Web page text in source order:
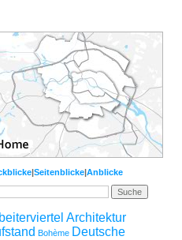
|Seitenblicke|Anblicke
Architektur
Bohème Deutsche